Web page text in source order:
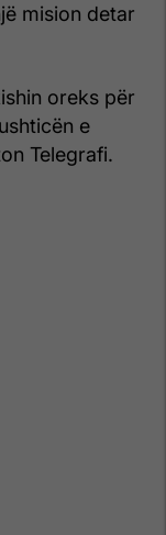
mision detar
oreks për
e
Telegrafi.